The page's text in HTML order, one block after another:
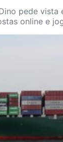
pede vista
online e